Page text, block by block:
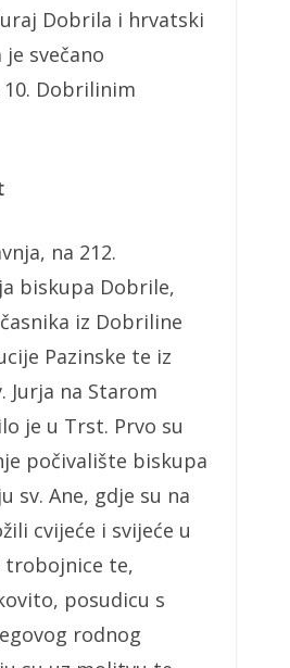
Dobrila i hrvatski
svečano
Dobrilinim
na 212.
biskupa Dobrile,
iz Dobriline
Pazinske te iz
Jurja na Starom
je u Trst. Prvo su
počivalište biskupa
sv. Ane, gdje su na
cvijeće i svijeće u
trobojnice te,
posudicu s
rodnog